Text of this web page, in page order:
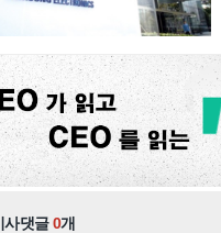
사댓글0개